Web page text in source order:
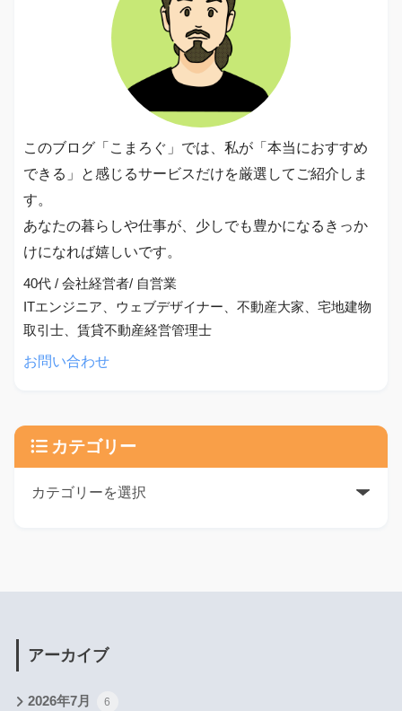
このブログ「こまろぐ」では、私が「本当におすすめ
できる」と感じるサービスだけを厳選してご紹介しま
す。
あなたの暮らしや仕事が、少しでも豊かになるきっか
けになれば嬉しいです。
40代 / 会社経営者/ 自営業
ITエンジニア、ウェブデザイナー、不動産大家、宅地建物
取引士、賃貸不動産経営管理士
お問い合わせ
カテゴリー
アーカイブ
2026年7月 6